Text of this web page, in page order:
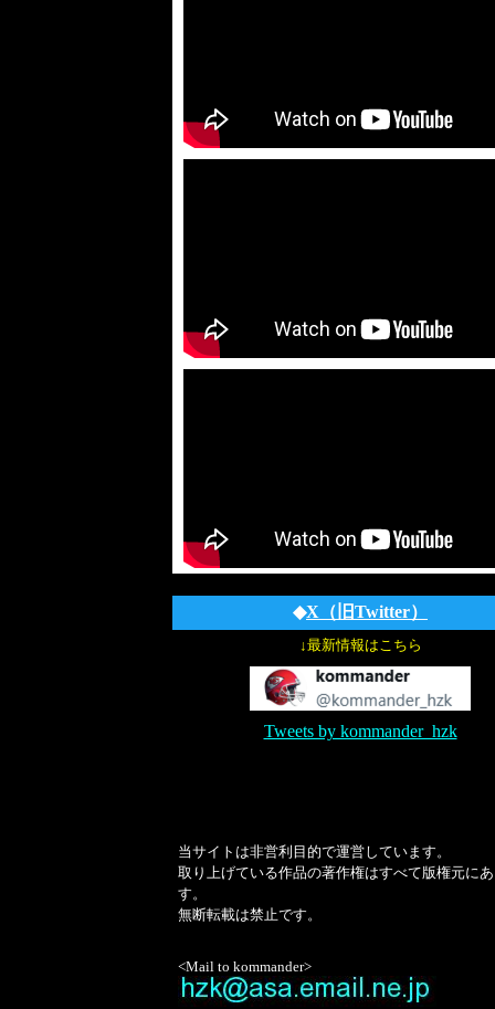
◆X（旧Twitter）
↓最新情報はこちら
Tweets by kommander_hzk
当サイトは非営利目的で運営しています。
取り上げている作品の著作権はすべて版権元に
す。
無断転載は禁止です。
<Mail to kommander>